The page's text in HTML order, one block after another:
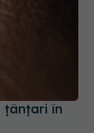
ţânţari în